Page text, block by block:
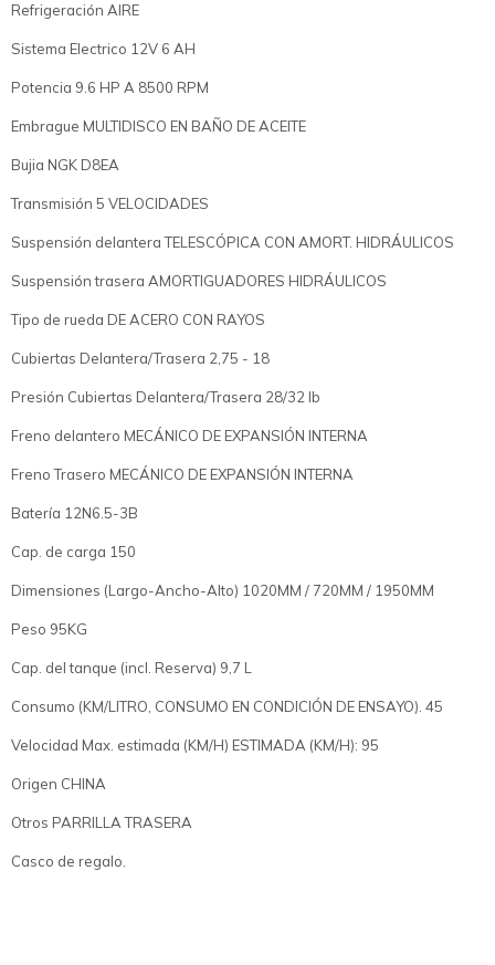
Refrigeración AIRE
Sistema Electrico 12V 6 AH
Potencia 9.6 HP A 8500 RPM
Embrague MULTIDISCO EN BAÑO DE ACEITE
Bujia NGK D8EA
Transmisión 5 VELOCIDADES
Suspensión delantera TELESCÓPICA CON AMORT. HIDRÁULICOS
Suspensión trasera AMORTIGUADORES HIDRÁULICOS
Tipo de rueda DE ACERO CON RAYOS
Cubiertas Delantera/Trasera 2,75 - 18
Presión Cubiertas Delantera/Trasera 28/32 lb
Freno delantero MECÁNICO DE EXPANSIÓN INTERNA
Freno Trasero MECÁNICO DE EXPANSIÓN INTERNA
Batería 12N6.5-3B
Cap. de carga 150
Dimensiones (Largo-Ancho-Alto) 1020MM / 720MM / 1950MM
Peso 95KG
Cap. del tanque (incl. Reserva) 9,7 L
Consumo (KM/LITRO, CONSUMO EN CONDICIÓN DE ENSAYO). 45
Velocidad Max. estimada (KM/H) ESTIMADA (KM/H): 95
Origen CHINA
Otros PARRILLA TRASERA
Casco de regalo.